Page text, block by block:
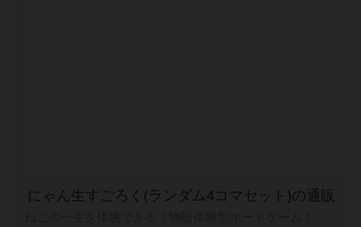
にゃん生すごろく(ランダム4コマセット)の通販